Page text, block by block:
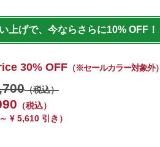
上げで、今ならさらに10% OFF！
30% OFF （※セールカラー対象外）
（税込）
（税込）
¥ 5,610 引き）